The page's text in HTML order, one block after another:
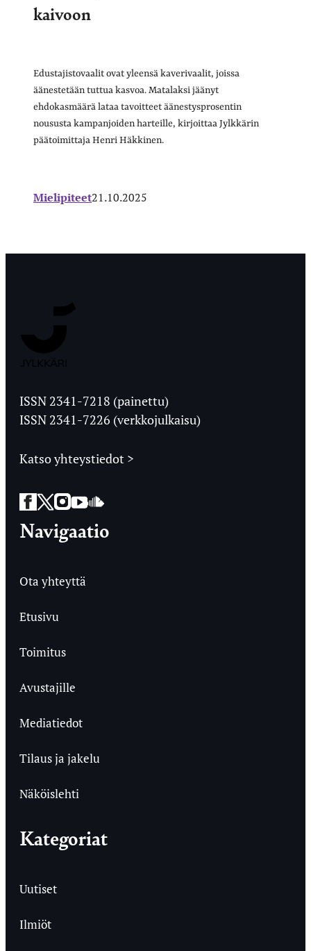
kaivoon
Edustajistovaalit ovat yleensä kaverivaalit, joissa
äänestetään tuttua kasvoa. Matalaksi jäänyt
ehdokasmäärä lataa tavoitteet äänestysprosentin
noususta kampanjoiden harteille, kirjoittaa Jylkkärin
päätoimittaja Henri Häkkinen.
Mielipiteet21.10.2025
Ylioppilaslehti
ISSN 2341-7218 (painettu)
ISSN 2341-7226 (verkkojulkaisu)
Katso yhteystiedot >
Facebook
Twitter
Instagram
YouTube
SoundCloud
Navigaatio
Ota yhteyttä
Etusivu
Toimitus
Avustajille
Mediatiedot
Tilaus ja jakelu
Näköislehti
Kategoriat
Uutiset
Ilmiöt